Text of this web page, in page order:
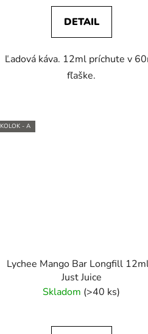
DETAIL
Ľadová káva. 12ml príchute v
fľaške.
KOLOK - A
Lychee Mango Bar Longfill
Just Juice
Skladom (>40 ks)